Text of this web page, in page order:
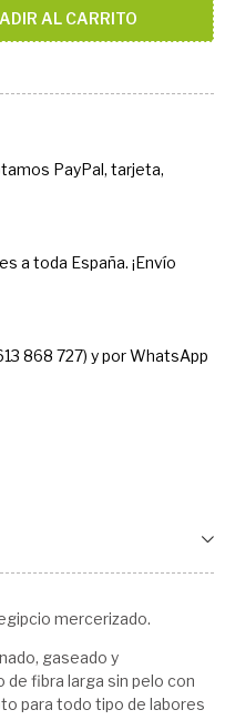
AL CARRITO
PayPal, tarjeta,
a toda España. ¡Envío
868 727) y por WhatsApp
mercerizado.
gaseado y
de fibra larga sin pelo con
para todo tipo de labores